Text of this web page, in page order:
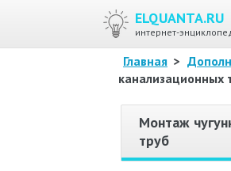
ELQUANTA.RU
интернет-
Главная >
канализационных
Монтаж
труб